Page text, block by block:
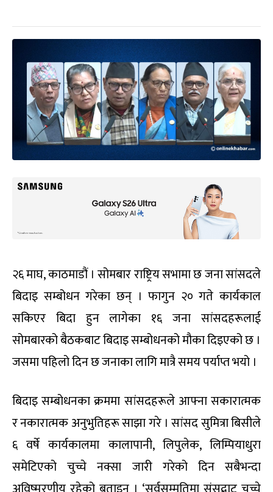
२६ माघ, काठमाडौं । सोमबार राष्ट्रिय सभामा छ जना सांसदले
बिदाइ सम्बोधन गरेका छन् । फागुन २० गते कार्यकाल
सकिएर बिदा हुन लागेका १६ जना सांसदहरूलाई
सोमबारको बैठकबाट बिदाइ सम्बोधनको मौका दिइएको छ ।
जसमा पहिलो दिन छ जनाका लागि मात्रै समय पर्याप्त भयो ।
बिदाइ सम्बोधनका क्रममा सांसदहरूले आफ्ना सकारात्मक
र नकारात्मक अनुभुतिहरू साझा गरे । सांसद सुमित्रा बिसीले
६ वर्षे कार्यकालमा कालापानी, लिपुलेक, लिम्पियाधुरा
समेटिएको चुच्चे नक्सा जारी गरेको दिन सबैभन्दा